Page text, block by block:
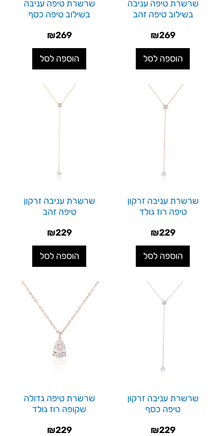
שרשרת טיפה עניבה
בשילוב טיפה זהב
₪269
הוספה לסל
שרשרת טיפה עניבה
בשילוב טיפה כסף
₪269
הוספה לסל
שרשרת עניבה זרקון
טיפה רוז גולד
₪229
הוספה לסל
שרשרת עניבה זרקון
טיפה זהב
₪229
הוספה לסל
שרשרת עניבה זרקון
טיפה כסף
₪229
שרשרת טיפה גדולה
שקופה רוז גולד
₪229